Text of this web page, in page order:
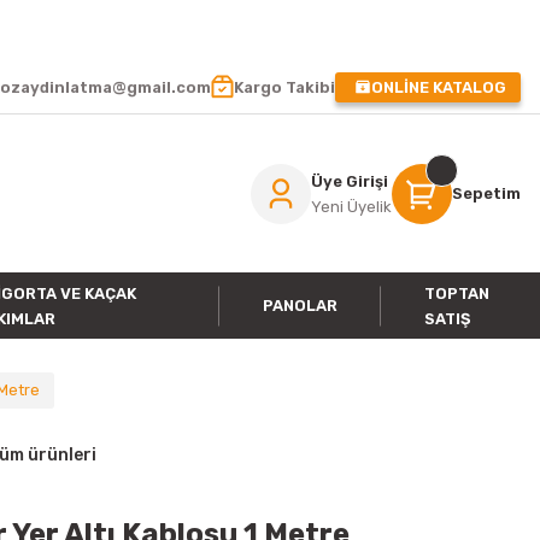
Kargo Takibi ONLİNE KATALOG
Üye Girişi
Yeni Üyelik
Sepetim
VE KAÇAK
PANOLAR
TOPTAN
SATIŞ
ürünleri